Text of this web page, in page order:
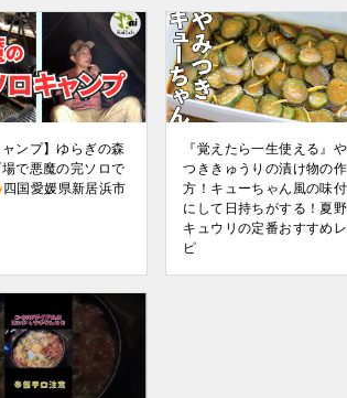
ャンプ】ゆらぎの森
で悪魔の完ソロで
四国愛媛県新居浜市
『覚えたら一生使える』
つききゅうりの漬け物の作
方！キューちゃん風の味
にして日持ちがする！夏
キュウリの定番おすすめ
ピ